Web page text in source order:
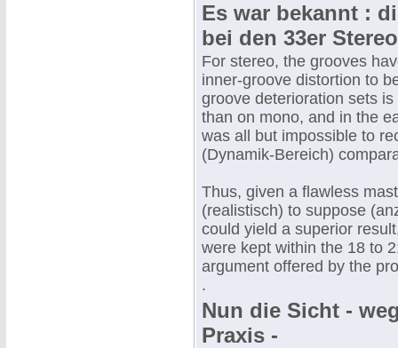
Es war bekannt :
bei den 33er
For stereo, the grooves
inner-groove distortion to
groove deterioration sets
than on mono, and in the
was all but impossible to
(Dynamik-Bereich)
Thus, given a flawless
(realistisch) to suppose
could yield a superior
were kept within the 18 to
argument offered by the
.
Nun die Sicht -
Praxis -